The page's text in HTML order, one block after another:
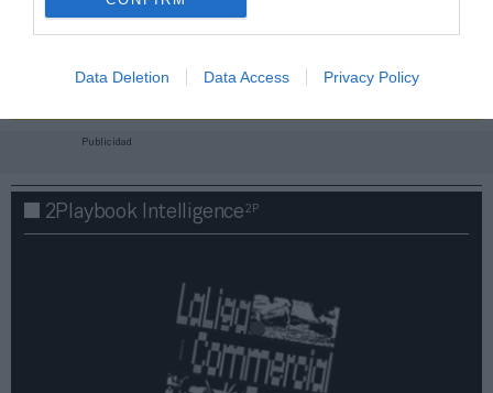
Data Deletion Data Access Privacy Policy
y eventos para Socios!​​​​​​​
Publicidad
2Playbook Intelligence2P